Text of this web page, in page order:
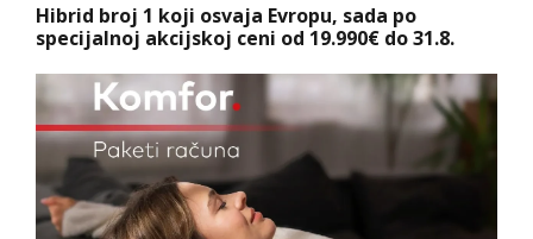
Hibrid broj 1 koji osvaja Evropu, sada po
specijalnoj akcijskoj ceni od 19.990€ do 31.8.